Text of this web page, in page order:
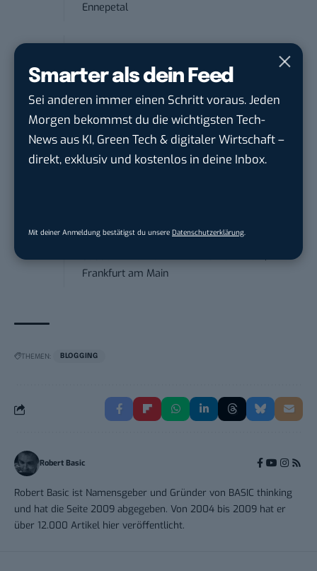
Smarter als dein Feed
Sei anderen immer einen Schritt voraus. Jeden
Morgen bekommst du die wichtigsten Tech-
News aus KI, Green Tech & digitaler Wirtschaft –
direkt, exklusiv und kostenlos in deine Inbox.
Mit deiner Anmeldung bestätigst du unsere Datenschutzerklärung
Ennepetal
Schwerpunkt Pai...
EDEKA Südwest Stiftung & Co. KG
Offenburg
PR & Social Media Coordinator (m/w/d)
Tropical Island Holding GmbHin
(m...
Social DNA GmbHinFrankfurt am Main,
Frankfurt am Main
THEMEN: BLOGGING
Robert Basic
Robert Basic ist Namensgeber und Gründer von BASIC thinking
und hat die Seite 2009 abgegeben. Von 2004 bis 2009 hat er
über 12.000 Artikel hier veröffentlicht.